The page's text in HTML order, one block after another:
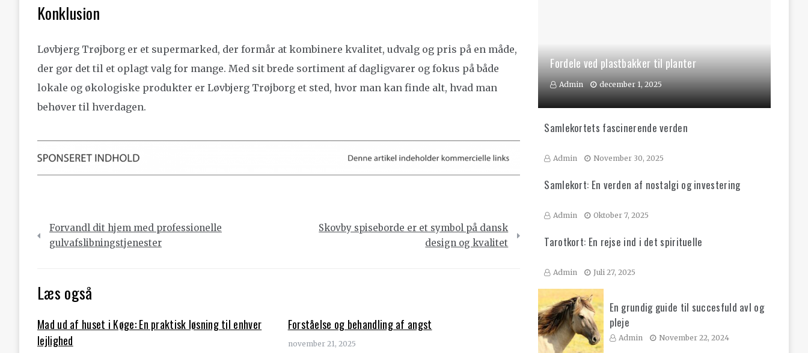
Konklusion
Løvbjerg Trøjborg er et supermarked, der formår at kombinere kvalitet, udvalg og pris på en måde,
der gør det til et oplagt valg for mange. Med sit brede sortiment af dagligvarer og fokus på både
lokale og økologiske produkter er Løvbjerg Trøjborg et sted, hvor man kan finde alt, hvad man
behøver til hverdagen.
Indlægsnavigation
Forvandl dit hjem med professionelle
gulvafslibningstjenester
Skovby spiseborde er et symbol på dansk
design og kvalitet
Læs også
Mad ud af huset i Køge: En praktisk løsning til enhver
lejlighed
Forståelse og behandling af angst
november 21, 2025
Fordele ved plastbakker til planter
Admin december 1, 2025
Samlekortets fascinerende verden
Admin November 30, 2025
Samlekort: En verden af nostalgi og investering
Admin Oktober 7, 2025
Tarotkort: En rejse ind i det spirituelle
Admin Juli 27, 2025
En grundig guide til succesfuld avl og
pleje
Admin November 22, 2024